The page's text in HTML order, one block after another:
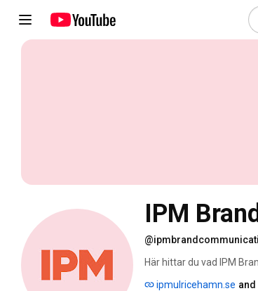
IPM
Här hittar du vad IPM
ipmulricehamn.se